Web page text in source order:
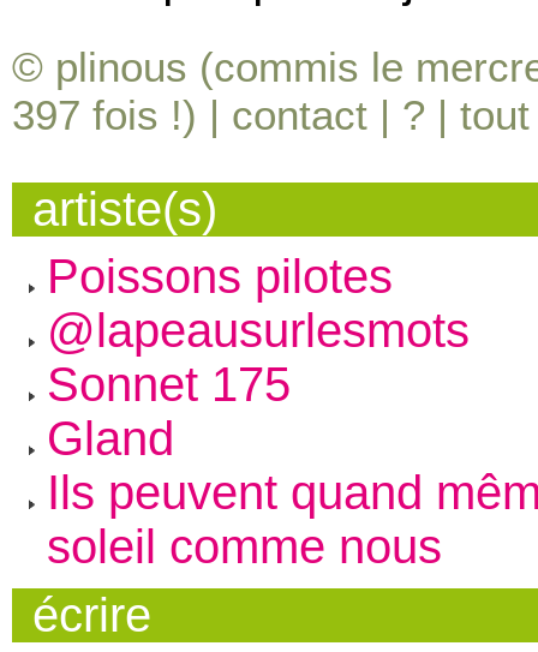
© plinous (commis le
397 fois !) | contact | ? | tout
artiste(s)
Poissons pilotes
@lapeausurlesmots
Sonnet 175
Gland
Ils peuvent quand
soleil comme nous
écrire